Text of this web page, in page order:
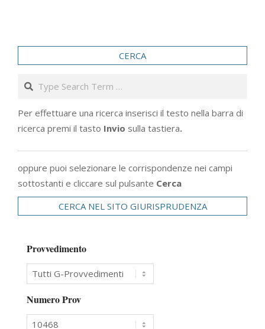
CERCA
Search
Per effettuare una ricerca inserisci il testo nella barra di
ricerca premi il tasto Invio sulla tastiera.
oppure puoi selezionare le corrispondenze nei campi
sottostanti e cliccare sul pulsante Cerca
CERCA NEL SITO GIURISPRUDENZA
Provvedimento
Numero Prov